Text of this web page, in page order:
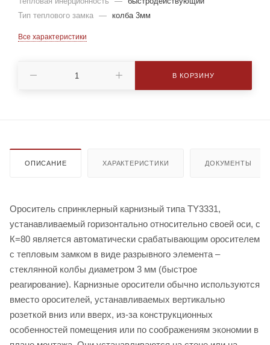
Тип теплового замка — колба 3мм
Все характеристики
В КОРЗИНУ
ОПИСАНИЕ ХАРАКТЕРИСТИКИ ДОКУМЕНТЫ
Ороситель спринклерный карнизный типа TY3331,
устанавливаемый горизонтально относительно своей оси, с
К=80 является автоматически срабатывающим оросителем
с тепловым замком в виде разрывного элемента –
стеклянной колбы диаметром 3 мм (быстрое
реагирование). Карнизные оросители обычно используются
вместо оросителей, устанавливаемых вертикально
розеткой вниз или вверх, из-за конструкционных
особенностей помещения или по соображениям экономии в